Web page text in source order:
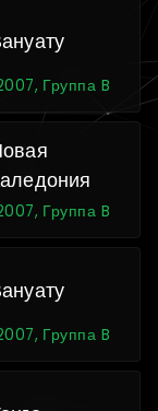
Группа B
Группа B
Группа B